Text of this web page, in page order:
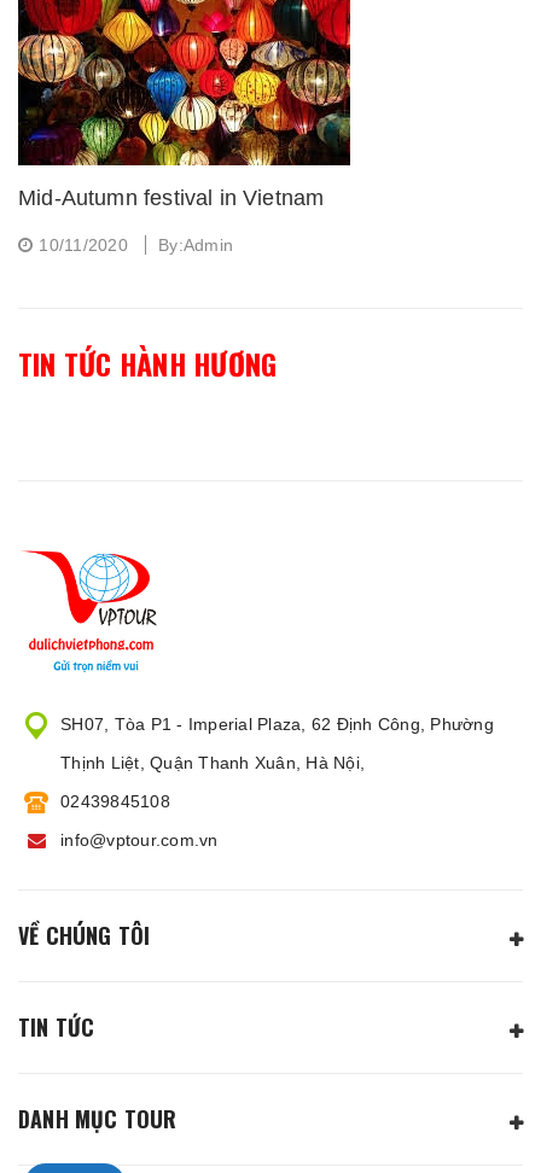
Mid-Autumn festival in Vietnam
10/11/2020 By:Admin
TIN TỨC HÀNH HƯƠNG
SH07, Tòa P1 - Imperial Plaza, 62 Định Công, Phường
Thịnh Liệt, Quận Thanh Xuân, Hà Nội,
02439845108
info@vptour.com.vn
VỀ CHÚNG TÔI
TIN TỨC
DANH MỤC TOUR